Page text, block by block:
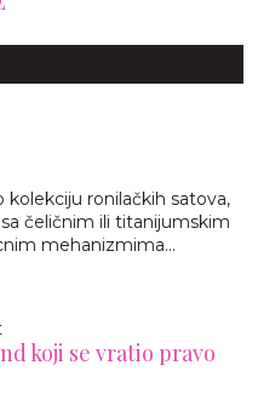
ronilačkih satova,
čeličnim ili titanijumskim
mehanizmima…
koji se vratio pravo